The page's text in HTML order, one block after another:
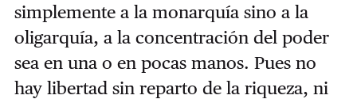
simplemente a la monarquía sino a la
oligarquía, a la concentración del poder
sea en una o en pocas manos. Pues no
hay libertad sin reparto de la riqueza, ni